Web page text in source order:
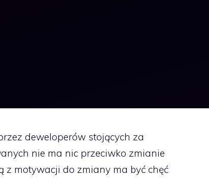
deweloperów stojących za
nie ma nic przeciwko zmianie
z motywacji do zmiany ma być chęć